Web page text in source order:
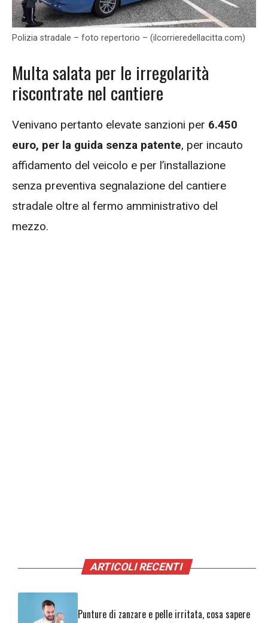
Polizia stradale – foto repertorio – (ilcorrieredellacitta.com)
Multa salata per le irregolarità
riscontrate nel cantiere
Venivano pertanto elevate sanzioni per 6.450
euro, per la guida senza patente, per incauto
affidamento del veicolo e per l’installazione
senza preventiva segnalazione del cantiere
stradale oltre al fermo amministrativo del
mezzo.
ARTICOLI RECENTI
Punture di zanzare e pelle irritata, cosa sapere